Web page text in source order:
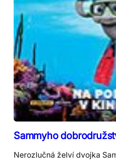
Sammyho
Nerozlučná želví dvojka